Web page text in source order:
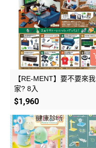
【RE-MENT】要不要來我
家? 8入
$1,960